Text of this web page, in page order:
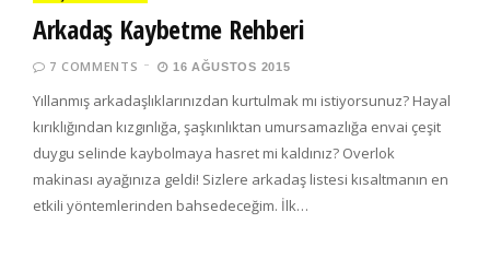
Arkadaş Kaybetme Rehberi
7 COMMENTS 16 AĞUSTOS 2015
Yıllanmış arkadaşlıklarınızdan kurtulmak mı istiyorsunuz? Hayal
kırıklığından kızgınlığa, şaşkınlıktan umursamazlığa envai çeşit
duygu selinde kaybolmaya hasret mi kaldınız? Overlok
makinası ayağınıza geldi! Sizlere arkadaş listesi kısaltmanın en
etkili yöntemlerinden bahsedeceğim. İlk…